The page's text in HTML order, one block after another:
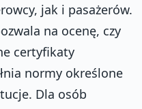
jak i pasażerów.
na ocenę, czy
certyfikaty
normy określone
Dla osób